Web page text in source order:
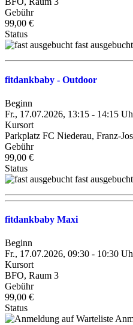
Gebühr
99,00 €
Status
fast ausgebucht
fitdankbaby - Outdoor
Beginn
Fr., 17.07.2026, 13:15 - 14:15
Kursort
Parkplatz FC Niederau, Franz-
Gebühr
99,00 €
Status
fast ausgebucht
fitdankbaby Maxi
Beginn
Fr., 17.07.2026, 09:30 - 10:30
Kursort
BFO, Raum 3
Gebühr
99,00 €
Status